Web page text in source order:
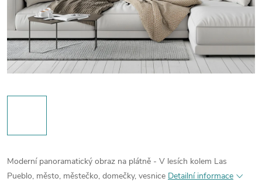
Moderní panoramatický obraz na plátně - V lesích kolem Las
Pueblo, město, městečko, domečky, vesnice Detailní informace